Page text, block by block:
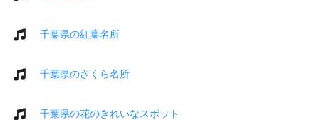
千葉県の紅葉名所
千葉県のさくら名所
千葉県の花のきれいなスポット